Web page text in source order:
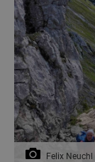
Felix Neuchl